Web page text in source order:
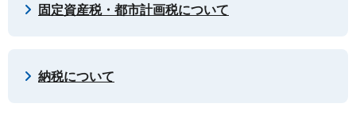
固定資産税・都市計画税について
納税について